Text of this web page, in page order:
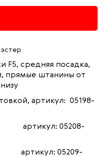
средняя посадка,
прямые штанины от
артикул: 05198-
05208-
05209-